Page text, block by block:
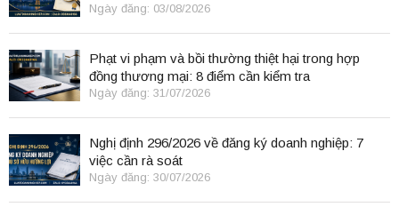
Ngày đăng: 03/08/2026
Phạt vi phạm và bồi thường thiệt hại trong hợp
đồng thương mại: 8 điểm cần kiểm tra
Ngày đăng: 31/07/2026
Nghị định 296/2026 về đăng ký doanh nghiệp: 7
việc cần rà soát
Ngày đăng: 30/07/2026